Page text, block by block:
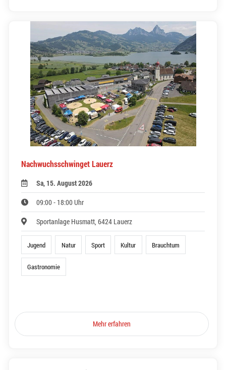
Nachwuchsschwinget Lauerz
Sa, 15. August 2026
09:00 - 18:00 Uhr
Sportanlage Husmatt, 6424 Lauerz
Jugend Natur Sport Kultur Brauchtum
Gastronomie
Mehr erfahren